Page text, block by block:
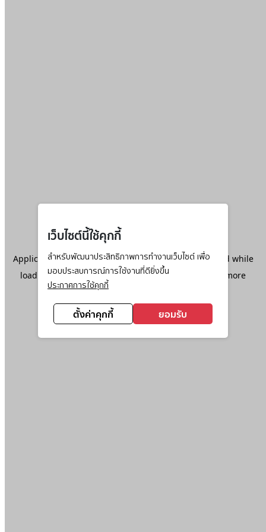
เว็บไซต์นี้ใช้คุกกี้
สำหรับพัฒนาประสิทธิภาพการทำงานเว็บไซต์ เพื่อ
มอบประสบการณ์การใช้งานที่ดียิ่งขึ้น
ประกาศการใช้คุกกี้
ตั้งค่าคุกกี้ ยอมรับ
Application error: aclient-side exception has occurred while
loadingwww.ktc.co.th(see the browser console
for more
information).